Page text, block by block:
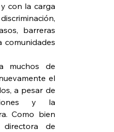
con la carga
barreras
comunidades
muchos de
el
a pesar de
y la
Como bien
directora de